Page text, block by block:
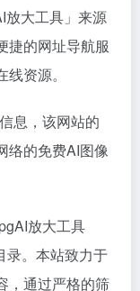
放大工具」来源
捷的网址导航服
资源。
息，该网站的
络的免费AI图像
放大工具
录。本站致力于
，通过严格的筛